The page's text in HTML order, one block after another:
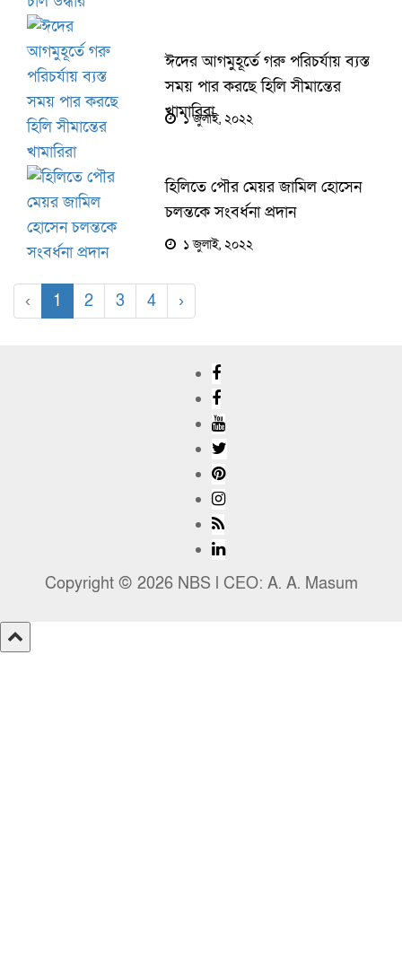
ঈদের আগমুহূর্তে গরু পরিচর্যায় ব্যস্ত
সময় পার করছে হিলি সীমান্তের
খামারিরা
১ জুলাই, ২০২২
হিলিতে পৌর মেয়র জামিল হোসেন
চলন্তকে সংবর্ধনা প্রদান
১ জুলাই, ২০২২
‹ 1 2 3 4 ›
Copyright © 2026 NBS l CEO: A. A. Masum